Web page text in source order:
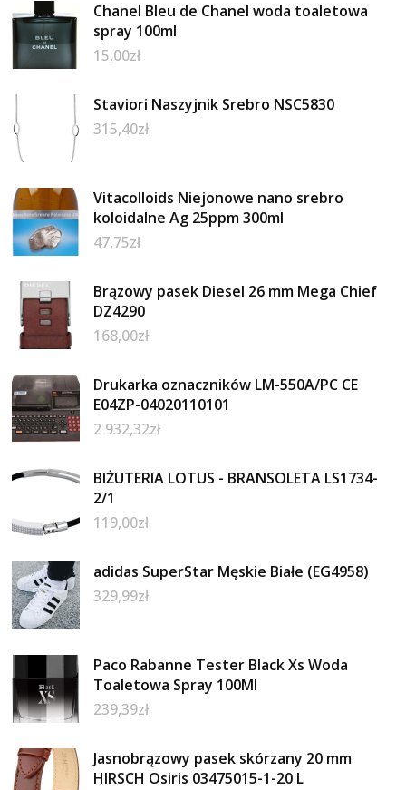
Chanel Bleu de Chanel woda toaletowa
spray 100ml
15,00zł
Staviori Naszyjnik Srebro NSC5830
315,40zł
Vitacolloids Niejonowe nano srebro
koloidalne Ag 25ppm 300ml
47,75zł
Brązowy pasek Diesel 26 mm Mega Chief
DZ4290
168,00zł
Drukarka oznaczników LM-550A/PC CE
E04ZP-04020110101
2 932,32zł
BIŻUTERIA LOTUS - BRANSOLETA LS1734-
2/1
119,00zł
adidas SuperStar Męskie Białe (EG4958)
329,99zł
Paco Rabanne Tester Black Xs Woda
Toaletowa Spray 100Ml
239,39zł
Jasnobrązowy pasek skórzany 20 mm
HIRSCH Osiris 03475015-1-20 L